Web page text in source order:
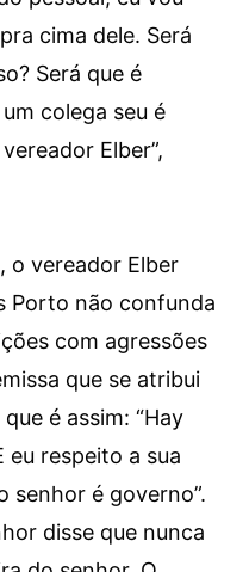
cima dele. Será
Será que é
colega seu é
Elber”,
o vereador Elber
Porto não confunda
com agressões
que se atribui
é assim: “Hay
eu respeito a sua
senhor é governo”.
disse que nunca